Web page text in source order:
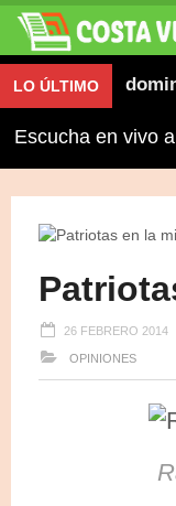
LO ÚLTIMO
Escucha en vivo a
26 FEBRERO 2014
OPINIONES